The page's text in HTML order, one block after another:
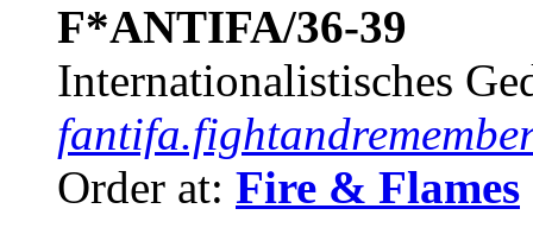
F*ANTIFA/36-39
Internationalistisches
Order at: Fire & Flames